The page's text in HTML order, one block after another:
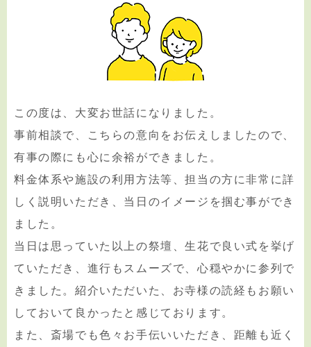
この度は、大変お世話になりました。
事前相談で、こちらの意向をお伝えしましたので、
有事の際にも心に余裕ができました。
料金体系や施設の利用方法等、担当の方に非常に詳
しく説明いただき、当日のイメージを掴む事ができ
ました。
当日は思っていた以上の祭壇、生花で良い式を挙げ
ていただき、進行もスムーズで、心穏やかに参列で
きました。紹介いただいた、お寺様の読経もお願い
しておいて良かったと感じております。
また、斎場でも色々お手伝いいただき、距離も近く